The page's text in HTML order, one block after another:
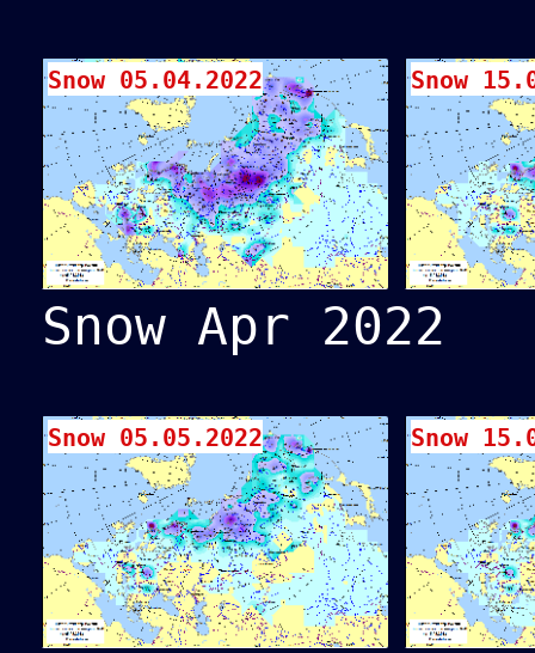
Snow 05.04.2022 Snow
Snow Apr 2022
Snow 05.05.2022 Snow